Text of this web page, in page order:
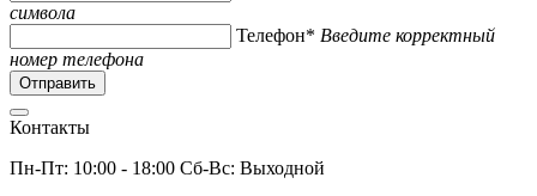
символа
Телефон* Введите корректный
номер телефона
Контакты
Пн-Пт: 10:00 - 18:00 Сб-Вс: Выходной